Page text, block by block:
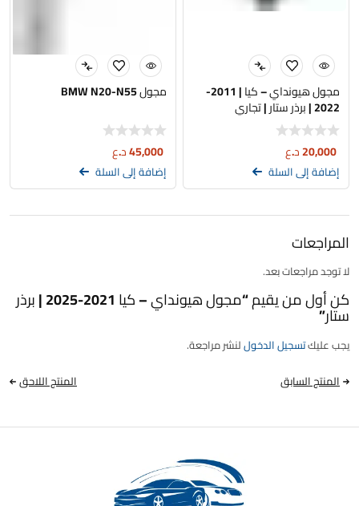
مجول هيونداي – كيا | 2011-
2022 | برذر ستار | تجاري
20,000د.ع
إضافة إلى السلة
مجول BMW N20-N55
45,000د.ع
إضافة إلى السلة
المراجعات
لا توجد مراجعات بعد.
كن أول من يقيم “مجول هيونداي – كيا 2021-2025 | برذر
ستار”
يجب عليكتسجيل الدخوللنشر مراجعة.
المنتج السابق
المنتج اللاحق